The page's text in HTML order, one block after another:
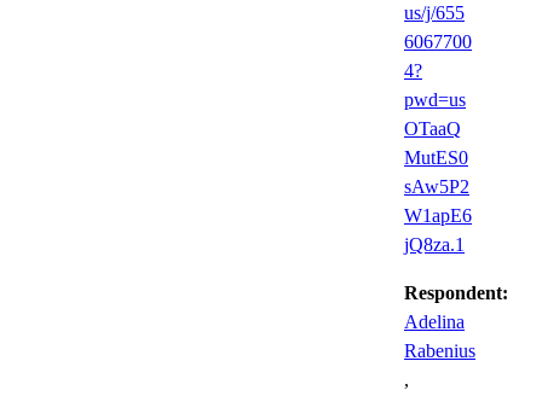
us/j/655
6067700
4?
pwd=us
OTaaQ
MutES0
sAw5P2
W1apE6
jQ8za.1
Respondent:
Adelina
Rabenius
,